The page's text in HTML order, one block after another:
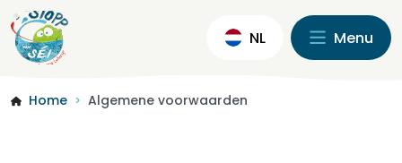
NL Menu
Home > Algemene voorwaarden